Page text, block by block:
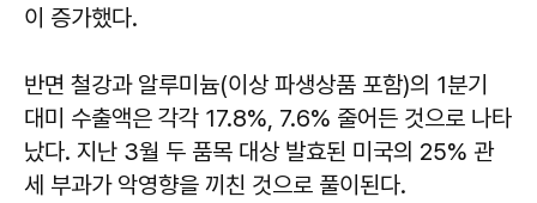
이 증가했다.
반면 철강과 알루미늄(이상 파생상품 포함)의 1분기
대미 수출액은 각각 17.8%, 7.6% 줄어든 것으로 나타
났다. 지난 3월 두 품목 대상 발효된 미국의 25% 관
세 부과가 악영향을 끼친 것으로 풀이된다.